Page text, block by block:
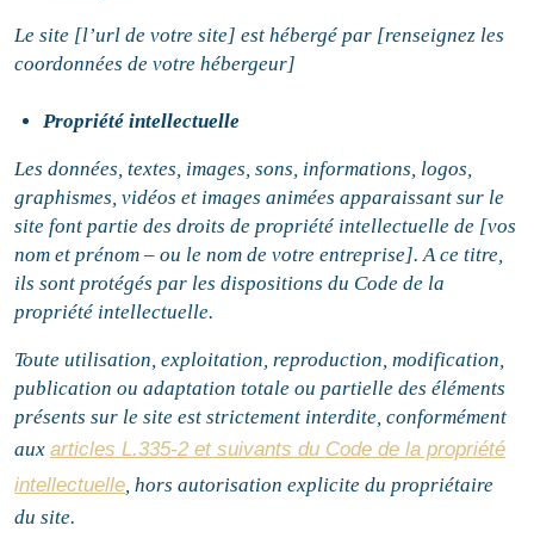
Le site [l’url de votre site] est hébergé par [renseignez les
coordonnées de votre hébergeur]
Propriété intellectuelle
Les données, textes, images, sons, informations, logos,
graphismes, vidéos et images animées apparaissant sur le
site font partie des droits de propriété intellectuelle de [vos
nom et prénom – ou le nom de votre entreprise]. A ce titre,
ils sont protégés par les dispositions du Code de la
propriété intellectuelle.
Toute utilisation, exploitation, reproduction, modification,
publication ou adaptation totale ou partielle des éléments
présents sur le site est strictement interdite, conformément
auxarticles L.335-2 et suivants du Code de la propriété
intellectuelle, hors autorisation explicite du propriétaire
du site.